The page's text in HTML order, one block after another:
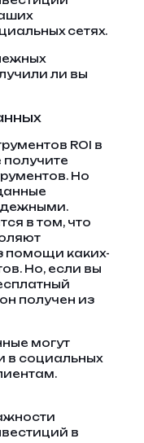
сетях.
ли вы
ROI в
получите
Но
в том, что
помощи каких-
Но, если вы
получен из
могут
в социальных
в